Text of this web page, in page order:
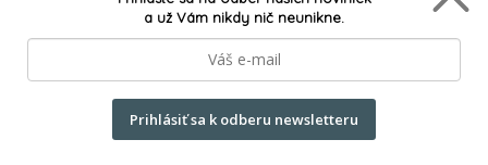
Doprava a platba
Ochrana osobných údajov
Odstúpiť od zmluvy tu
Všetky produkty
a už Vám nikdy nič neunikne.
Prihlásiť sa k odberu newsletteru